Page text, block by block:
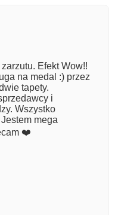
Efekt Wow!!
na medal :) przez
tapety.
i
Wszystko
mega
❤️